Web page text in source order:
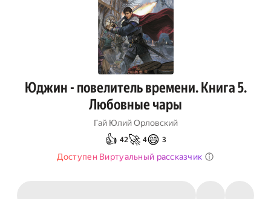
Юджин - повелитель времени. Книга 5.
Любовные чары
Гай Юлий Орловский
👍 42🚀 4😄 3
Доступен Виртуальный рассказчик